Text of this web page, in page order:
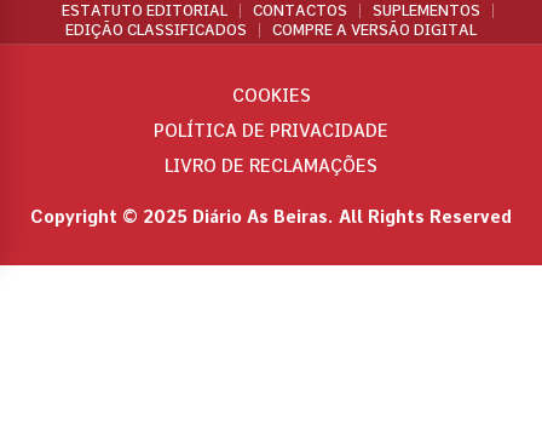
ESTATUTO EDITORIAL CONTACTOS
SUPLEMENTOS
EDIÇÃO CLASSIFICADOS
COMPRE A VERSÃO DIGITAL
Copyright © 2025 Diário As Beiras. All Rights Reserved
COOKIES
POLÍTICA DE PRIVACIDADE
LIVRO DE RECLAMAÇÕES